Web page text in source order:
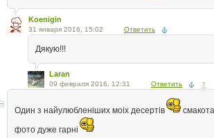
Koenigin
31 января 2016, 15:02 Ответить
Дякую!!!
Laran
09 февраля 2016, 12:31 Ответить ↑
Один з найулюбленіших моіх десертів смакота
фото дуже гарні